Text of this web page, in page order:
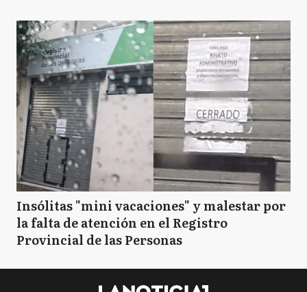
Insólitas "mini vacaciones" y malestar por
la falta de atención en el Registro
Provincial de las Personas